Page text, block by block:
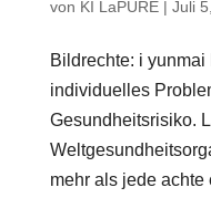
von KI LaPURE| Juli
Bildrechte: i
individuelles
Gesundheitsrisiko.
mehr als jede